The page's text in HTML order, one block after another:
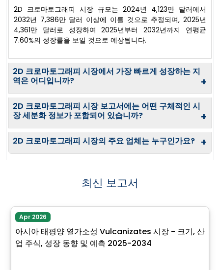
2D 크로마토그래피 시장 규모는 2024년 4,123만 달러에서
2032년 7,386만 달러 이상에 이를 것으로 추정되며, 2025년
4,361만 달러로 성장하여 2025년부터 2032년까지 연평균
7.60%의 성장률을 보일 것으로 예상됩니다.
2D 크로마토그래피 시장에서 가장 빠르게 성장하는 지
역은 어디입니까?
+
2D 크로마토그래피 시장 보고서에는 어떤 구체적인 시
장 세분화 정보가 포함되어 있습니까?
+
2D 크로마토그래피 시장의 주요 업체는 누구인가요? +
최신 보고서
Apr 2026
아시아 태평양 열가소성 Vulcanizates 시장 - 크기, 산
업 주식, 성장 동향 및 예측 2025-2034